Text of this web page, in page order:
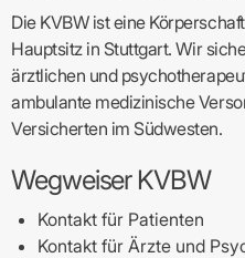
Die KVBW ist eine
Hauptsitz in Stuttgart. Wir
ärztlichen und
ambulante medizinische
Versicherten im Südwesten.
Wegweiser KVBW
Kontakt für Patienten
Kontakt für Ärzte und